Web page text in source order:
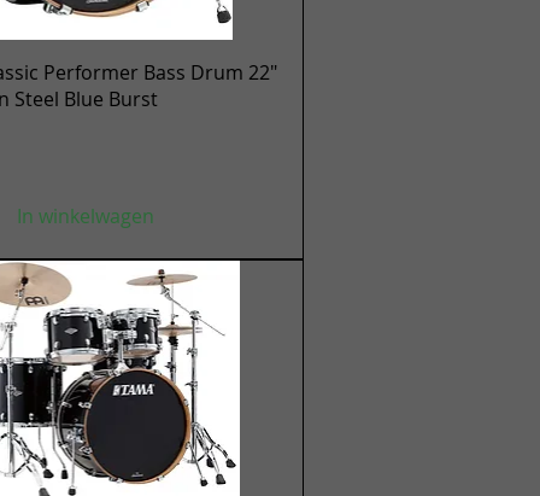
Snel overzicht
Performer Bass Drum 22"
Steel Blue Burst
In winkelwagen